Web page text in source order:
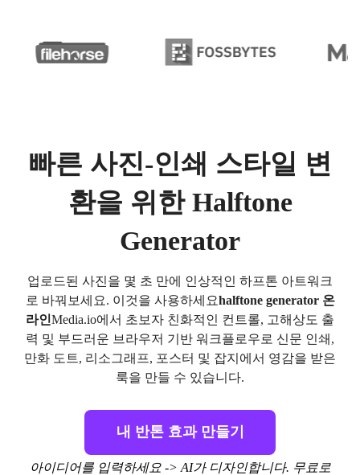
빠른 사진-인쇄 스타일 변
환을 위한 Halftone
Generator
업로드된 사진을 몇 초 만에 인상적인 하프톤 아트워크
로 바꿔보세요. 이것을 사용하세요halftone generator 온
라인Media.io에서 초보자 친화적인 컨트롤, 고해상도 출
력 및 부드러운 브라우저 기반 워크플로우로 신문 인쇄,
만화 도트, 리소그래프, 포스터 및 잡지에서 영감을 받은
룩을 만들 수 있습니다.
내 반톤 효과 만들기
아이디어를 입력하세요 -> AI가 디자인합니다. 무료로